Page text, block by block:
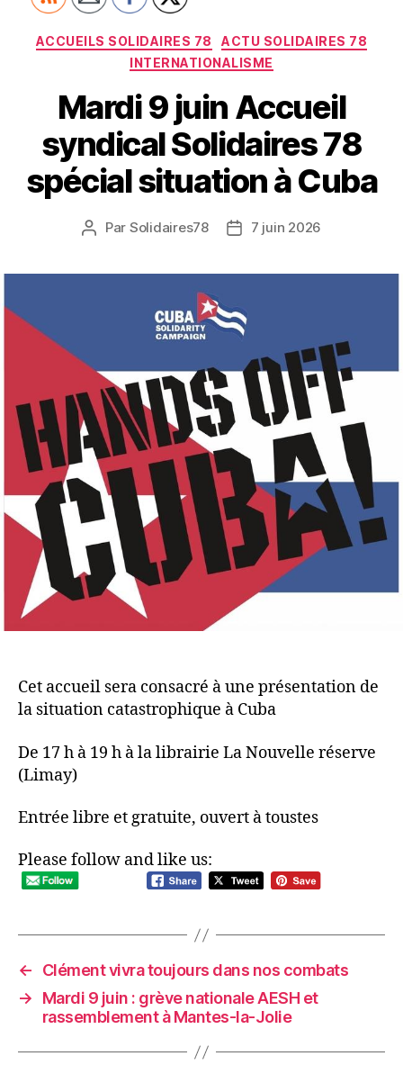
Catégories
ACCUEILS SOLIDAIRES 78
ACTU SOLIDAIRES 78
INTERNATIONALISME
Mardi 9 juin Accueil
syndical Solidaires 78
spécial situation à Cuba
Auteur
Par Solidaires78
Date7 juin 2026
Cet accueil sera consacré à une présentation de
la situation catastrophique à Cuba
De 17 h à 19 h à la librairie La Nouvelle réserve
(Limay)
Entrée libre et gratuite, ouvert à toustes
Please follow and like us:
←
Clément vivra toujours dans nos combats
→
Mardi 9 juin : grève nationale AESH et
rassemblement à Mantes-la-Jolie